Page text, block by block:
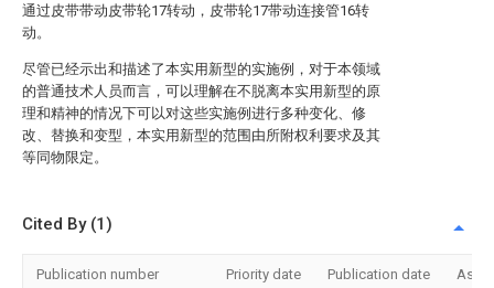
通过皮带带动皮带轮17转动，皮带轮17带动连接管16转
动。
尽管已经示出和描述了本实用新型的实施例，对于本领域
的普通技术人员而言，可以理解在不脱离本实用新型的原
理和精神的情况下可以对这些实施例进行多种变化、修
改、替换和变型，本实用新型的范围由所附权利要求及其
等同物限定。
Cited By (1)
Publication number Priority date Publication date